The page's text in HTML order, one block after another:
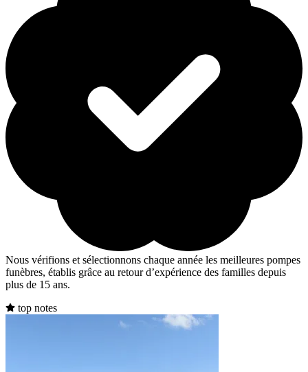
Nous vérifions et sélectionnons chaque année les meilleures pompes
funèbres, établis grâce au retour d’expérience des familles depuis
plus de 15 ans.
top notes